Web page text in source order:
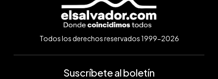
Todos los derechos reservados 1999-2026
Suscríbete al boletín